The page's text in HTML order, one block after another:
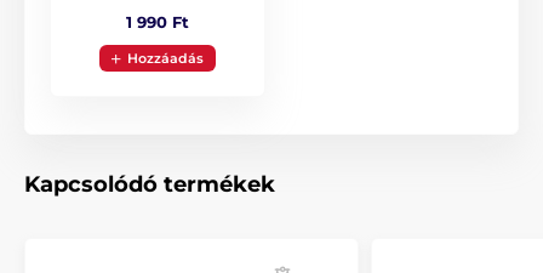
A csomag tartalma:
Adó
A műszaki specifikációk előzetes értesítés nélkül
1 990 Ft
Hozzáadás
Kapcsolódó termékek